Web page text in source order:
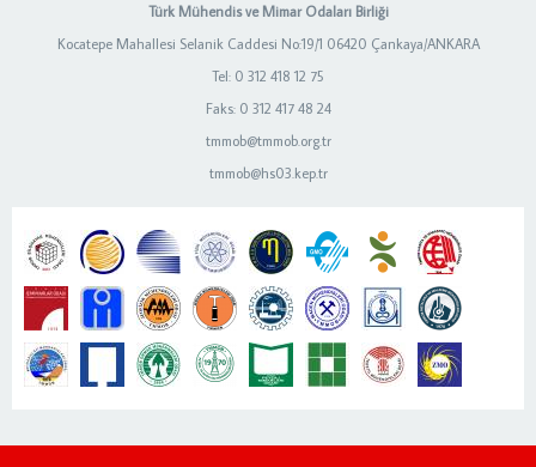
Türk Mühendis ve Mimar Odaları Birliği
Kocatepe Mahallesi Selanik Caddesi No:19/1 06420 Çankaya/ANKARA
Tel: 0 312 418 12 75
Faks: 0 312 417 48 24
tmmob@tmmob.org.tr
tmmob@hs03.kep.tr